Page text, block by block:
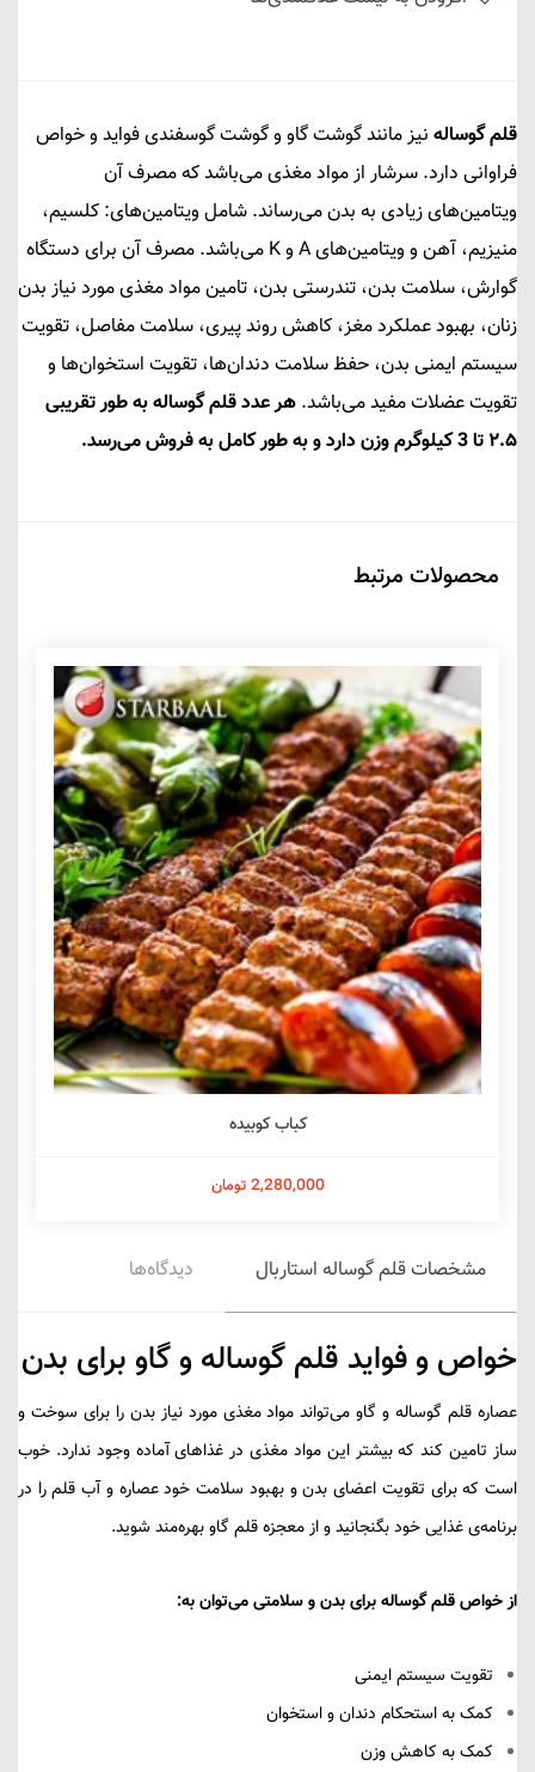
قلم گوساله نیز مانند گوشت گاو و گوشت گوسفندی فواید و خواص
فراوانی دارد. سرشار از مواد مغذی می‌باشد که مصرف آن
ویتامین‌های زیادی به بدن می‌رساند. شامل ویتامین‌های: کلسیم،
منیزیم، آهن و ویتامین‌های A و K می‌باشد. مصرف آن برای دستگاه
گوارش، سلامت بدن، تندرستی بدن، تامین مواد مغذی مورد نیاز بدن
زنان، بهبود عملکرد مغز، کاهش روند پیری، سلامت مفاصل، تقویت
سیستم ایمنی بدن، حفظ سلامت دندان‌ها، تقویت استخوان‌ها و
تقویت عضلات مفید می‌باشد. هر عدد قلم گوساله به طور تقریبی
۲.۵ تا 3 کیلوگرم وزن دارد و به طور کامل به فروش می‌رسد.
محصولات مرتبط
کباب کوبیده
2,280,000 تومان
مشخصات قلم گوساله استاربال دیدگاه‌ها
خواص و فواید قلم گوساله و گاو برای بدن
عصاره قلم گوساله و گاو می‌تواند مواد مغذی مورد نیاز بدن را برای سوخت و
ساز تامین کند که بیشتر این مواد مغذی در غذاهای آماده وجود ندارد. خوب
است که برای تقویت اعضای بدن و بهبود سلامت خود عصاره و آب قلم را در
برنامه‌ی غذایی خود بگنجانید و از معجزه قلم گاو بهره‌مند شوید.
از خواص قلم گوساله برای بدن و سلامتی می‌توان به:
تقویت سیستم ایمنی
کمک به استحکام دندان و استخوان
کمک به کاهش وزن